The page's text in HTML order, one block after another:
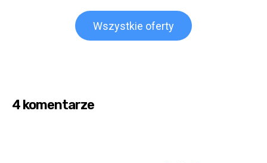
Wszystkie oferty
4 komentarze